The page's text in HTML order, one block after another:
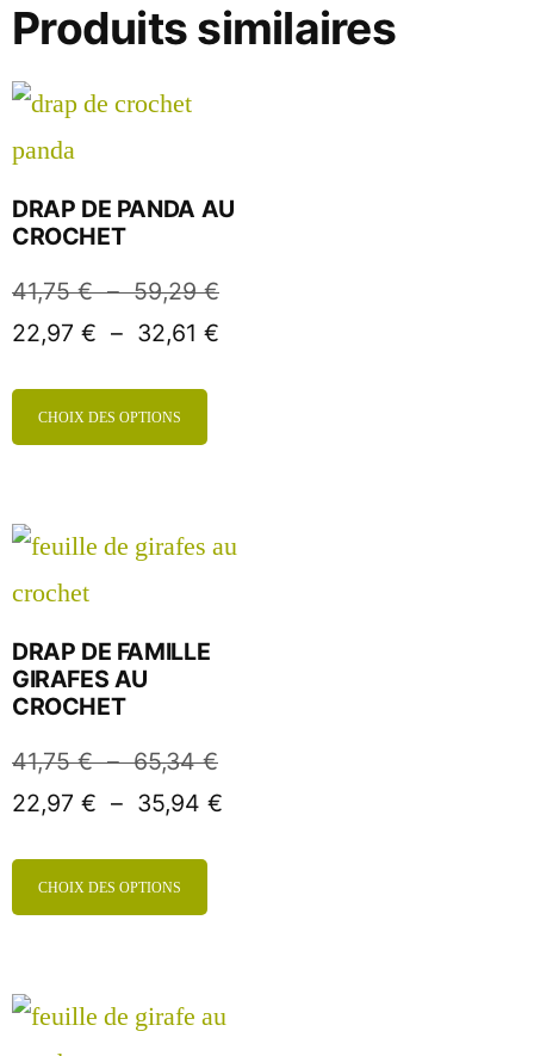
Produits similaires
DRAP DE PANDA AU
CROCHET
41,75€ – 59,29€
22,97 € – 32,61 €
CHOIX DES OPTIONS
DRAP DE FAMILLE
GIRAFES AU
CROCHET
41,75€ – 65,34€
22,97 € – 35,94 €
CHOIX DES OPTIONS